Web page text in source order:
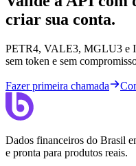
criar sua conta.
PETR4, VALE3, MGLU3 e
sem token e sem
Fazer primeira chamada
Dados financeiros do Brasil
e pronta para produtos reais.